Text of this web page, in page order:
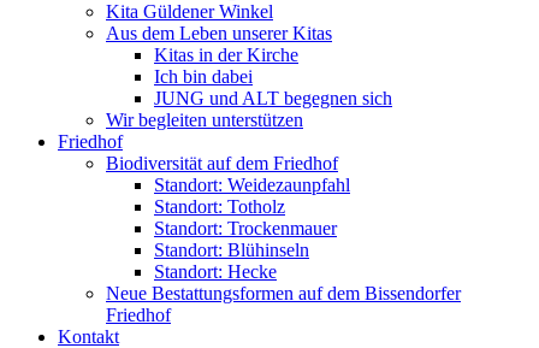
Kita Güldener Winkel
Aus dem Leben unserer Kitas
Kitas in der Kirche
Ich bin dabei
JUNG und ALT begegnen sich
Wir begleiten unterstützen
Friedhof
Biodiversität auf dem Friedhof
Standort: Weidezaunpfahl
Standort: Totholz
Standort: Trockenmauer
Standort: Blühinseln
Standort: Hecke
Neue Bestattungsformen auf dem Bissendorfer
Friedhof
Kontakt